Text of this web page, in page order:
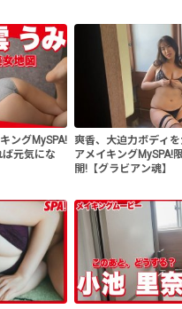
ングMySPA!
元気にな
爽香、大迫力ボディ
アメイキングMySPA!
開!【グラビアン魂】